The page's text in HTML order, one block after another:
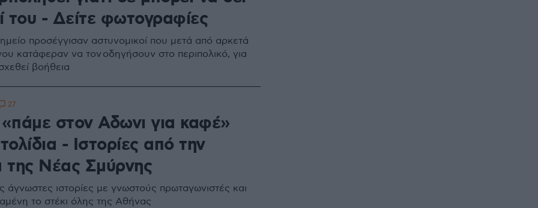
του - Δείτε φωτογραφίες
προσέγγισαν αστυνομικοί που μετά από αρκετά
κατάφεραν να τον οδηγήσουν στο περιπολικό, για
βοήθεια
στον Αδωνι για καφέ»
- Ιστορίες από την
της Νέας Σμύρνης
άγνωστες ιστορίες με γνωστούς πρωταγωνιστές και
το στέκι όλης της Αθήνας
27